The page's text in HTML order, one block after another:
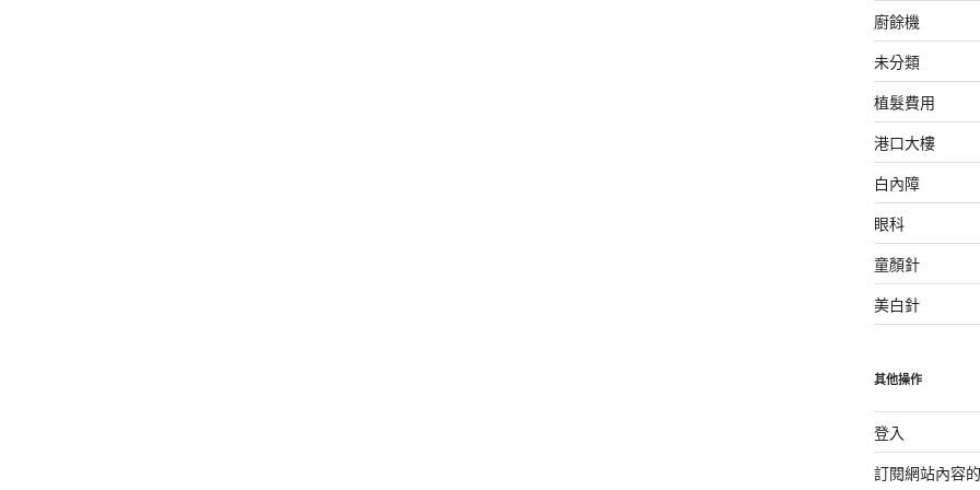
廚餘機
未分類
植髮費用
港口大樓
白內障
眼科
童顏針
美白針
其他操作
登入
訂閱網站內容